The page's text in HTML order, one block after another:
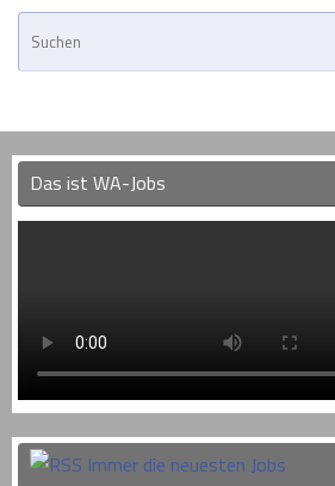
Das ist WA-Jobs
Immer die neuesten Jobs